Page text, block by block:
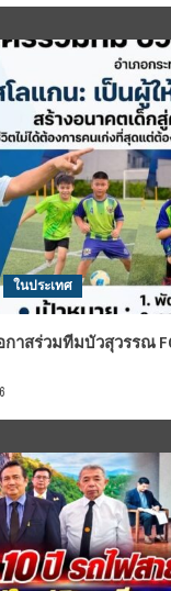
ในประเทศ
าสร่วมทีมบัวสุวรรณ